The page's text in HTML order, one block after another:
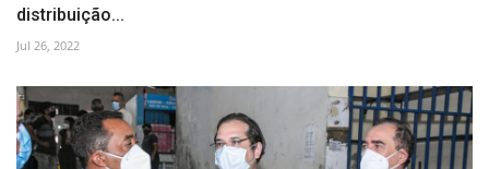
distribuição...
Jul 26, 2022